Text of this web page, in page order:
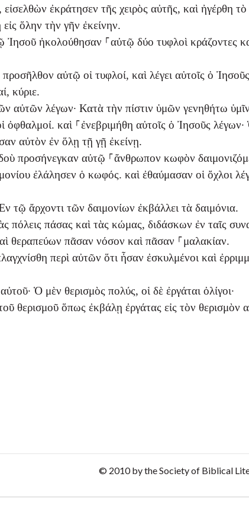
ἐκράτησεν τῆς χειρὸς αὐτῆς, καὶ ἠγέρθη
ὅλην τὴν γῆν ἐκείνην.
Ἰησοῦ ἠκολούθησαν ⸀αὐτῷ δύο τυφλοὶ κράζοντες
προσῆλθον αὐτῷ οἱ τυφλοί, καὶ λέγει αὐτοῖς ὁ
κύριε.
αὐτῶν λέγων· Κατὰ τὴν πίστιν ὑμῶν γενηθήτω
καὶ ⸀ἐνεβριμήθη αὐτοῖς ὁ Ἰησοῦς λέγων·
αὐτὸν ἐν ὅλῃ τῇ γῇ ἐκείνῃ.
προσήνεγκαν αὐτῷ ⸀ἄνθρωπον κωφὸν
ἐλάλησεν ὁ κωφός. καὶ ἐθαύμασαν οἱ ὄχλοι
τῷ ἄρχοντι τῶν δαιμονίων ἐκβάλλει τὰ δαιμόνια.
πόλεις πάσας καὶ τὰς κώμας, διδάσκων ἐν ταῖς
θεραπεύων πᾶσαν νόσον καὶ πᾶσαν ⸀μαλακίαν.
περὶ αὐτῶν ὅτι ἦσαν ἐσκυλμένοι καὶ
Ὁ μὲν θερισμὸς πολύς, οἱ δὲ ἐργάται ὀλίγοι·
θερισμοῦ ὅπως ἐκβάλῃ ἐργάτας εἰς τὸν θερισμὸν
© 2010 by the Society of Biblical